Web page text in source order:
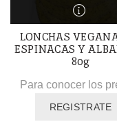
LONCHAS
ESPINACAS Y
80g
Para conocer los
REGISTRATE